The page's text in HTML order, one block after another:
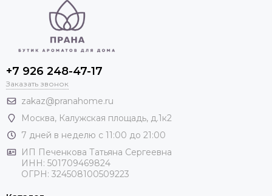
+7 926 248-47-17
Заказать звонок
zakaz@pranahome.ru
Москва, Калужская площадь, д.1к2
7 дней в неделю с 11:00 до 21:00
ИП Печенкова Татьяна Сергеевна
ИНН: 501709469824
ОГРН: 324508100509223